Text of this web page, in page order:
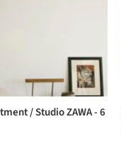
/ Studio ZAWA - 6